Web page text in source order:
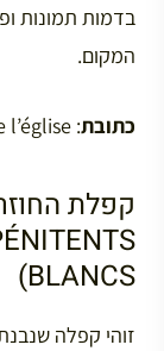
בדמות תמונות
המקום.
כתובת: Place de l’église
BLANCS)